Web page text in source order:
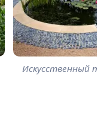
Искусственный